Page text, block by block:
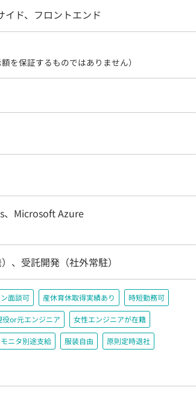
ド、フロントエンド
を保証するものではありません）
、Microsoft Azure
、受託開発（社外常駐）
面談可 産休育休取得実績あり 時短勤務可
役or元エンジニア 女性エンジニアが在籍
ニタ別途支給 服装自由 原則定時退社